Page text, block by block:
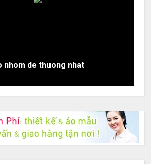
nhom de thuong nhat